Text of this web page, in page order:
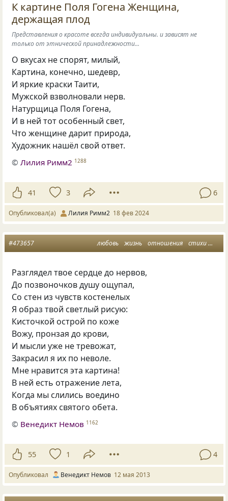
К картине Поля Гогена Женщина,
держащая плод
Представления о красоте всегда индивидуальны. и зависят не
только от этнической принадлежности...
О вкусах не спорят, милый,
Картина, конечно, шедевр,
И яркие краски Таити,
Мужской взволновали нерв.
Натурщица Поля Гогена,
И в ней тот особенный свет,
Что женщине дарит природа,
Художник нашёл свой ответ.
©Лилия Римм2 1288
41 3 6
Опубликовал(а) Лилия Римм2 18 фев 2024
любовь жизнь отношения стихи
#473657
Разглядел твое сердце до нервов,
До позвоночков душу ощупал,
Со стен из чувств костенелых
Я образ твой светлый рисую:
Кисточкой острой по коже
Вожу, пронзая до крови,
И мысли уже не тревожат,
Закрасил я их по неволе.
Мне нравится эта картина!
В ней есть отражение лета,
Когда мы слились воедино
В объятиях святого обета.
© Венедикт Немов 1162
55 1 4
Опубликовал Венедикт Немов 12 мая 2013